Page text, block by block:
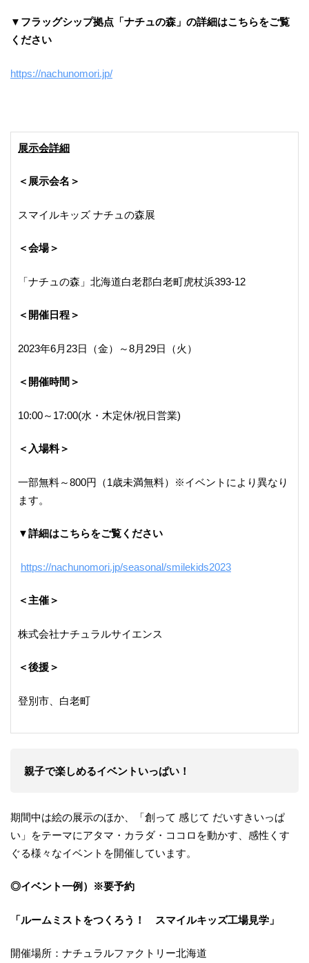
▼フラッグシップ拠点「ナチュの森」の詳細はこちらをご覧
ください
https://nachunomori.jp/
展示会詳細
＜展示会名＞
スマイルキッズ ナチュの森展
＜会場＞
「ナチュの森」北海道白老郡白老町虎杖浜393-12
＜開催日程＞
2023年6月23日（金）～8月29日（火）
＜開催時間＞
10:00～17:00(水・木定休/祝日営業)
＜入場料＞
一部無料～800円（1歳未満無料）※イベントにより異なり
ます。
▼詳細はこちらをご覧ください
https://nachunomori.jp/seasonal/smilekids2023
＜主催＞
株式会社ナチュラルサイエンス
＜後援＞
登別市、白老町
親子で楽しめるイベントいっぱい！
期間中は絵の展示のほか、「創って 感じて だいすきいっぱ
い」をテーマにアタマ・カラダ・ココロを動かす、感性くす
ぐる様々なイベントを開催しています。
◎イベント一例）※要予約
「ルームミストをつくろう！ スマイルキッズ工場見学」
開催場所：ナチュラルファクトリー北海道